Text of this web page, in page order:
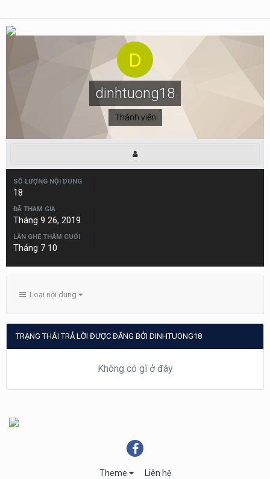
dinhtuong18
Thành viên
SỐ LƯỢNG NỘI DUNG
18
ĐÃ THAM GIA
Tháng 9 26, 2019
LẦN GHÉ THĂM CUỐI
Tháng 7 10
Loại nội dung
TRẠNG THÁI TRẢ LỜI ĐƯỢC ĐĂNG BỞI DINHTUONG18
Không có gì ở đây
Theme Liên hệ